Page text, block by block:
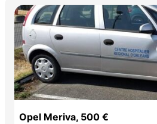
Opel Meriva, 500 €